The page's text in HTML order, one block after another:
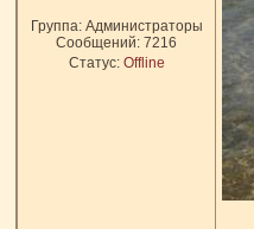
Группа: Администраторы
Сообщений: 7216
Статус: Offline